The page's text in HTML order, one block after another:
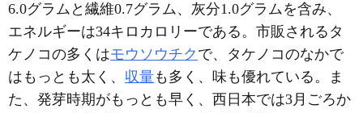
6.0グラムと繊維0.7グラム、灰分1.0グラムを含み、
エネルギーは34キロカロリーである。市販されるタ
ケノコの多くはモウソウチク で、タケノコのなかで
はもっとも太く、 収量も多く、味も優れている。ま
た、発芽時期がもっとも早く、西日本では3月ごろか